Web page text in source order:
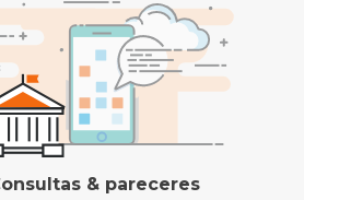
& pareceres